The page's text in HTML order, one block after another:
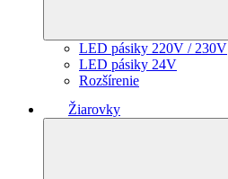
LED pásiky 220V / 230V
LED pásiky 24V
Rozšírenie
Žiarovky